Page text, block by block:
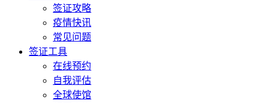
签证攻略
疫情快讯
常见问题
签证工具
在线预约
自我评估
全球使馆